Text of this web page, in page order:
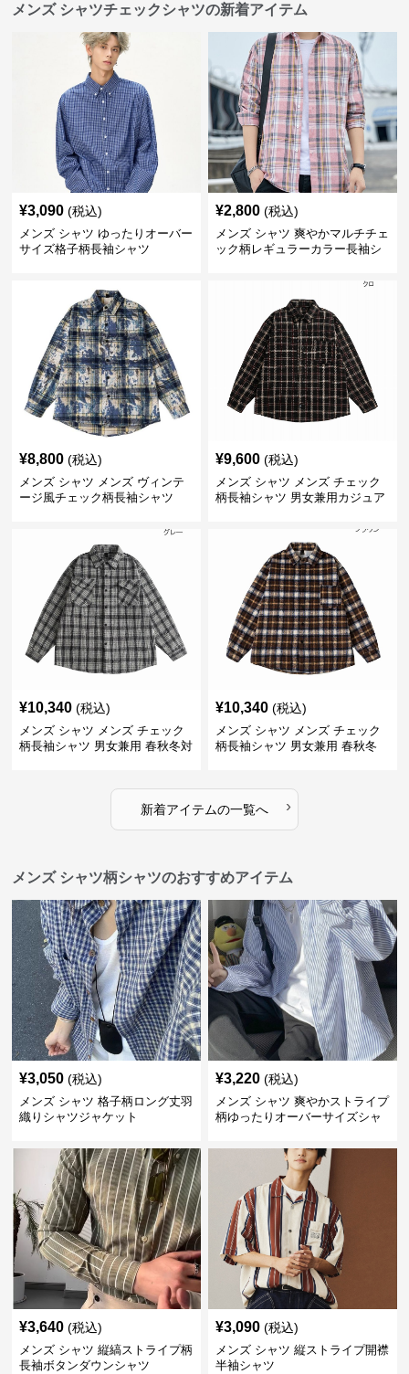
メンズ シャツチェックシャツの新着アイテム
¥3,090 (税込)
メンズ シャツ ゆったりオーバー
サイズ格子柄長袖シャツ
¥2,800 (税込)
メンズ シャツ 爽やかマルチチェ
ック柄レギュラーカラー長袖シ
¥8,800 (税込)
メンズ シャツ メンズ ヴィンテ
ージ風チェック柄長袖シャツ
¥9,600 (税込)
メンズ シャツ メンズ チェック
柄長袖シャツ 男女兼用カジュア
¥10,340 (税込)
メンズ シャツ メンズ チェック
柄長袖シャツ 男女兼用 春秋冬対
¥10,340 (税込)
メンズ シャツ メンズ チェック
柄長袖シャツ 男女兼用 春秋冬
新着アイテムの一覧へ ›
メンズ シャツ柄シャツのおすすめアイテム
¥3,050 (税込)
メンズ シャツ 格子柄ロング丈羽
織りシャツジャケット
¥3,220 (税込)
メンズ シャツ 爽やかストライプ
柄ゆったりオーバーサイズシャ
¥3,640 (税込)
メンズ シャツ 縦縞ストライプ柄
長袖ボタンダウンシャツ
¥3,090 (税込)
メンズ シャツ 縦ストライプ開襟
半袖シャツ